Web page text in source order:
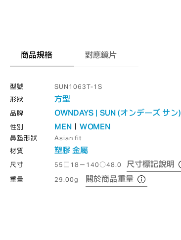
商品規格 對應鏡片
型號
SUN1063T-1S
形狀
方型
品牌 OWNDAYS | SUN (オンデーズ サン)
性別 MEN WOMEN
鼻墊形狀
Asian fit
材質
塑膠 金屬
尺寸 55□18－140○48.0 尺寸標記說明
重量 29.00g 關於商品重量